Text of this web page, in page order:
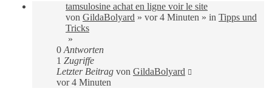
tamsulosine achat en ligne voir le site
von GildaBolyard » vor 4 Minuten » in Tipps und
Tricks
»
0 Antworten
1 Zugriffe
Letzter Beitrag von GildaBolyard
vor 4 Minuten